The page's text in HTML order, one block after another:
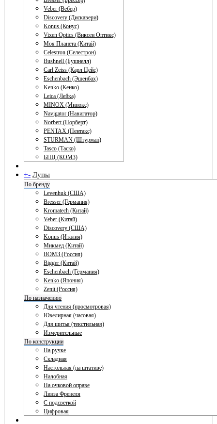
Veber (Вебер)
Discovery (Дискавери)
Konus (Конус)
Vixen Optics (Виксен Оптикс)
Моя Планета (Китай)
Celestron (Селестрон)
Bushnell (Бушнелл)
Carl Zeiss (Карл Цейс)
Eschenbach (Эшенбах)
Kenko (Кенко)
Leica (Лейка)
MINOX (Минокс)
Navigator (Навигатор)
Norbert (Норберт)
PENTAX (Пентакс)
STURMAN (Штурман)
Tasco (Таско)
БПЦ (КОМЗ)
+- Лупы
По бренду
Levenhuk (США)
Bresser (Германия)
Kromatech (Китай)
Veber (Китай)
Discovery (США)
Konus (Италия)
Микмед (Китай)
ВОМЗ (Россия)
Bigger (Китай)
Eschenbach (Германия)
Kenko (Япония)
Zenit (Россия)
По назначению
Для чтения (просмотровая)
Ювелирная (часовая)
Для шитья (текстильная)
Измерительные
По конструкции
На ручке
Складная
Настольная (на штативе)
Налобная
На очковой оправе
Линза Френеля
С подсветкой
Цифровая